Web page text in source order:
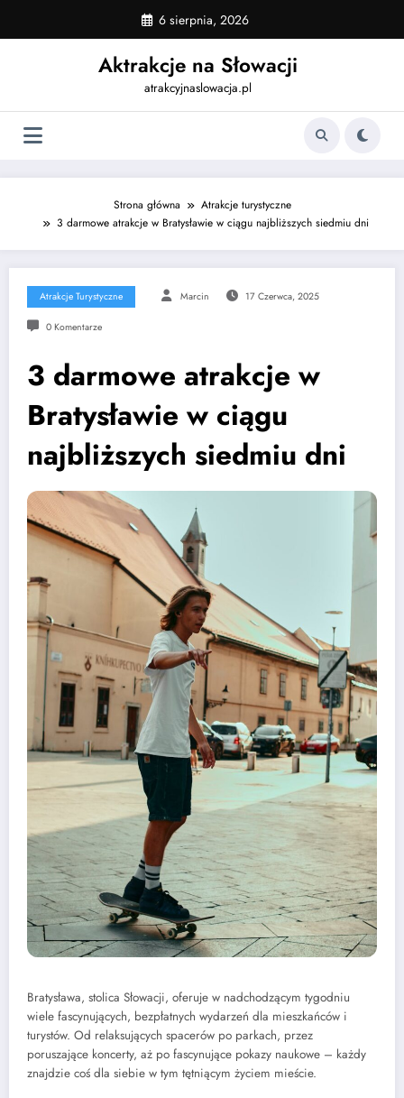
content
6 sierpnia, 2026
Aktrakcje na Słowacji
atrakcyjnaslowacja.pl
Strona główna
Atrakcje turystyczne
3 darmowe atrakcje w Bratysławie w ciągu najbliższych siedmiu dni
Atrakcje Turystyczne Marcin 17 Czerwca, 2025
0 Komentarze
3 darmowe atrakcje w
Bratysławie w ciągu
najbliższych siedmiu dni
Bratysława, stolica Słowacji, oferuje w nadchodzącym tygodniu
wiele fascynujących, bezpłatnych wydarzeń dla mieszkańców i
turystów. Od relaksujących spacerów po parkach, przez
poruszające koncerty, aż po fascynujące pokazy naukowe – każdy
znajdzie coś dla siebie w tym tętniącym życiem mieście.